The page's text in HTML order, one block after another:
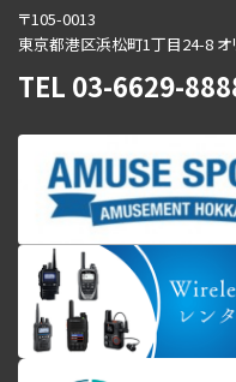
〒105-0013
東京都港区浜松町1丁目24-8 オ
TEL 03-6629-